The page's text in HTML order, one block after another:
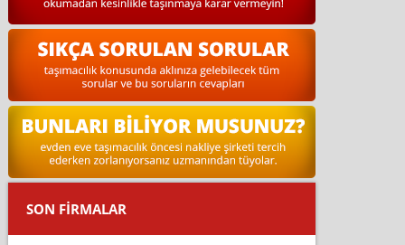
SON FİRMALAR